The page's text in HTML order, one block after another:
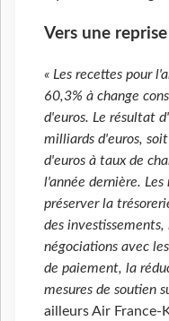
Vers une
« Les recettes pour
60,3% à change
d'euros. Le résultat
milliards d'euros,
d'euros à taux de
l'année dernière.
préserver la
des
négociations avec
de paiement, la
mesures de soutien
ailleurs Air France-